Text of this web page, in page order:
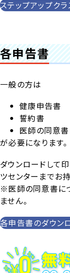
ステップアップク
各申告書
一般の方は
健康申告書
誓約書
医師の同意書
が必要になります。
ダウンロードして
ツセンターまでお持
※医師の同意書に
ません。
各申告書のダウン